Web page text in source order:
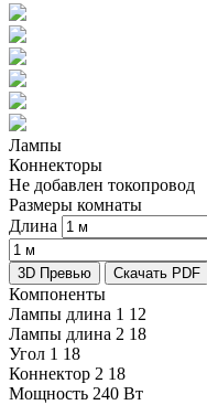
Лампы
Коннекторы
Не добавлен токопровод
Размеры комнаты
Длина
3D Превью Скачать PDF
Компоненты
Лампы длина 1 12
Лампы длина 2 18
Угол 1 18
Коннектор 2 18
Мощность 240 Вт